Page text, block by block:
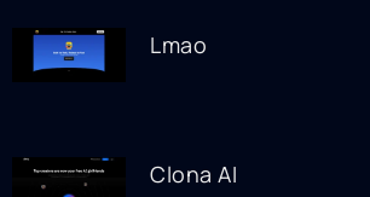
Lmao
Clona AI